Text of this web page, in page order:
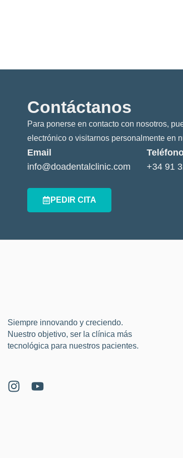
Contáctanos
Para ponerse en contacto con nosotros,
electrónico o visitarnos personalmente en
Email
info@doadentalclinic.com
+34 91
PEDIR CITA
Siempre innovando y creciendo.
Nuestro objetivo, ser la clínica más
tecnológica para nuestros pacientes.